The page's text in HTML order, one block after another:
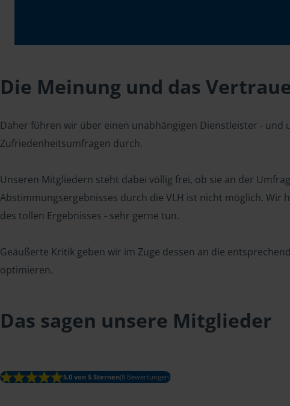
Die Meinung und das
Daher führen wir über einen unabhängigen Dienstleister -
Zufriedenheitsumfragen durch.
Unseren Mitgliedern steht dabei völlig frei, ob sie an der
Abstimmungsergebnisses durch die VLH ist nicht möglich. Wir
des tollen Ergebnisses - sehr gerne tun.
Geäußerte Kritik geben wir im Zuge dessen an die
optimieren.
Das sagen unsere Mitglieder
5.0 von 5 Sternen(8 Bewertungen)